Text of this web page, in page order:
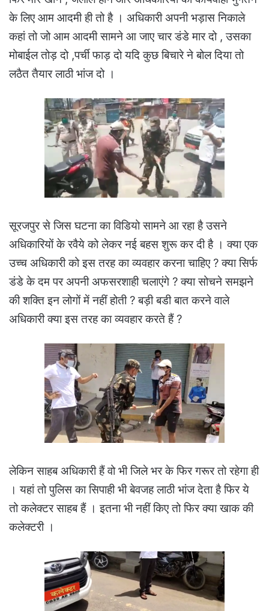
के लिए आम आदमी ही तो है । अधिकारी अपनी भड़ास निकाले
कहां तो जो आम आदमी सामने आ जाए चार डंडे मार दो , उसका
मोबाईल तोड़ दो ,पर्ची फाड़ दो यदि कुछ बिचारे ने बोल दिया तो
लठैत तैयार लाठी भांज दो ।
सूरजपुर से जिस घटना का विडियो सामने आ रहा है उसने
अधिकारियों के रवैये को लेकर नई बहस शुरू कर दी है । क्या एक
उच्च अधिकारी को इस तरह का व्यवहार करना चाहिए ? क्या सिर्फ
डंडे के दम पर अपनी अफसरशाही चलाएंगे ? क्या सोचने समझने
की शक्ति इन लोगों में नहीं होती ? बड़ी बडी बात करने वाले
अधिकारी क्या इस तरह का व्यवहार करते हैं ?
लेकिन साहब अधिकारी हैं वो भी जिले भर के फिर गरूर तो रहेगा ही
। यहां तो पुलिस का सिपाही भी बेवजह लाठी भांज देता है फिर ये
तो कलेक्टर साहब हैं । इतना भी नहीं किए तो फिर क्या खाक की
कलेक्टरी ।